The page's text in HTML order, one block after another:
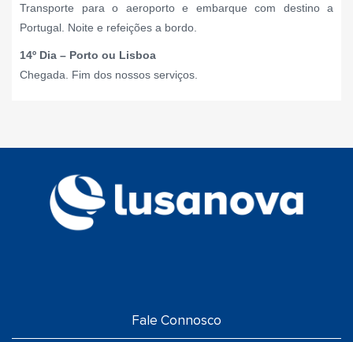
Transporte para o aeroporto e embarque com destino a
Portugal. Noite e refeições a bordo.
14º Dia – Porto ou Lisboa
Chegada. Fim dos nossos serviços.
Fale Connosco